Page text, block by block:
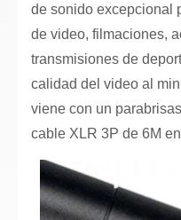
de sonido excepcional
de video, filmaciones,
transmisiones de
calidad del video al
viene con un
cable XLR 3P de 6M